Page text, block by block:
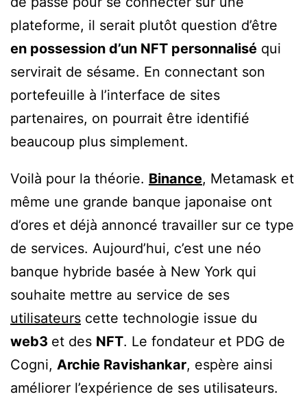
plateforme, il serait plutôt question d’être
en possession d’un NFT personnalisé qui
servirait de sésame. En connectant son
portefeuille à l’interface de sites
partenaires, on pourrait être identifié
beaucoup plus simplement.
Voilà pour la théorie. Binance, Metamask et
même une grande banque japonaise ont
d’ores et déjà annoncé travailler sur ce type
de services. Aujourd’hui, c’est une néo
banque hybride basée à New York qui
souhaite mettre au service de ses
utilisateurs cette technologie issue du
web3 et des NFT. Le fondateur et PDG de
Cogni, Archie Ravishankar, espère ainsi
améliorer l’expérience de ses utilisateurs.